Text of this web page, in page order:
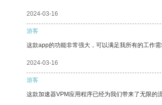
2024-03-16
游客
这款app的功能非常强大，可以满足我所有的工作需
2024-03-16
游客
这款加速器VPM应用程序已经为我们带来了无限的